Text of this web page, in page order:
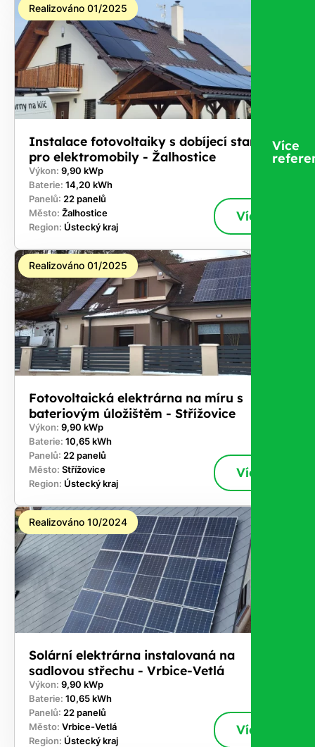
Realizováno 01/2025
Instalace fotovoltaiky s dobíjecí stanicí
pro elektromobily - Žalhostice
Výkon: 9,90 kWp
Baterie: 14,20 kWh
Panelů: 22 panelů
Město: Žalhostice
Region: Ústecký kraj
Více
Realizováno 01/2025
Fotovoltaická elektrárna na míru s
bateriovým úložištěm - Střížovice
Výkon: 9,90 kWp
Baterie: 10,65 kWh
Panelů: 22 panelů
Město: Střížovice
Region: Ústecký kraj
Více
Realizováno 10/2024
Solární elektrárna instalovaná na
sadlovou střechu - Vrbice-Vetlá
Výkon: 9,90 kWp
Baterie: 10,65 kWh
Panelů: 22 panelů
Město: Vrbice-Vetlá
Region: Ústecký kraj
Více
Více